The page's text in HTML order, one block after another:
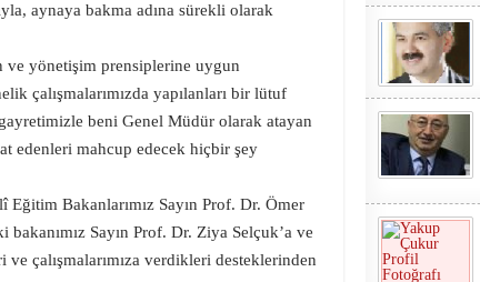
aynaya bakma adına sürekli olarak
ve yönetişim prensiplerine uygun
çalışmalarımızda yapılanları bir lütuf
beni Genel Müdür olarak atayan
edenleri mahcup edecek hiçbir şey
Bakanlarımız Sayın Prof. Dr. Ömer
bakanımız Sayın Prof. Dr. Ziya Selçuk’a ve
ve çalışmalarımıza verdikleri desteklerinden